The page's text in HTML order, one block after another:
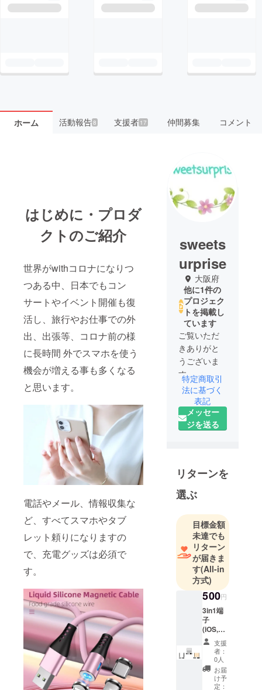
ホーム 活動報告8 支援者 17 仲間募集 コメント
はじめに・プロダ
クトのご紹介
世界がwithコロナになりつ
つある中、日本でもコン
サートやイベント開催も復
活し、旅行やお仕事での外
出、出張等、コロナ前の様
に長時間 外でスマホを使う
機会が増える事も多くなる
と思います。
電話やメール、情報収集な
ど、すべてスマホやタブ
レット頼りになりますの
で、充電グッズは必須で
す。
sweets
urprise
大阪府
他に1件の
プロジェク
トを掲載し
ています
ご覧いただ
きありがと
うございま
す。
ハンドメイ
ドアクセサ
リーを中心
にネット
中に出回っ
ていない素
晴らしい商
品が沢山あ
る事を知
り、これか
らは皆様の
暮らしに役
立つ商品を
たくさんご
提案して行
きたいと思
いますので
よろしくお
願い致しま
特定商取引
法に基づく
表記
メッセー
ジを送る
リターンを
選ぶ
目標金額
未達でも
リターン
が届きま
す(All-in
方式)
500円
3in1端
子
(iOS,An
droid
type-
C,Micro
)各1 ※画
像はイ
メージ
支援
者：
0人
お届
け予
定：